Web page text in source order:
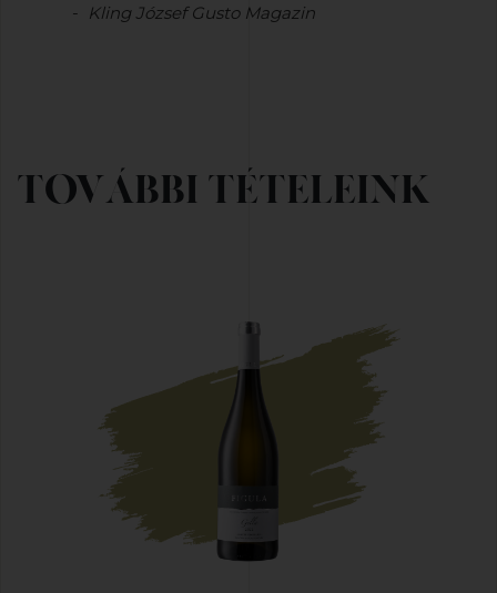
- Kling József Gusto Magazin
TOVÁBBI TÉTELEINK